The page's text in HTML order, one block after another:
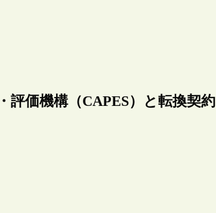
評価機構（CAPES）と転換契約